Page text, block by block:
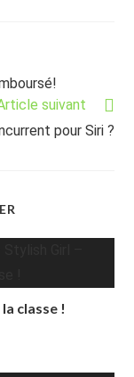
suivant
pour Siri ?
classe !